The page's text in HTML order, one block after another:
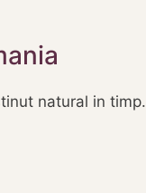
natural in timp.